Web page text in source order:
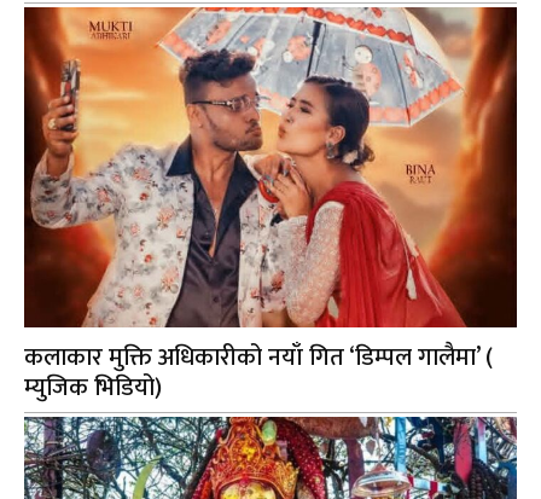
कलाकार मुक्ति अधिकारीको नयाँ गित ‘डिम्पल गालैमा’ (
म्युजिक भिडियो)